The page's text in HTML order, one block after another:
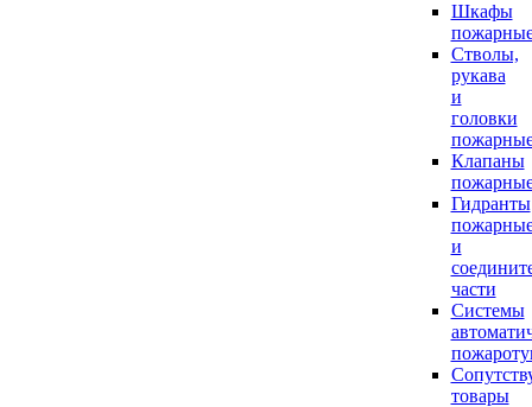
Шкафы
Стволы,
рукава
и
головки
Клапаны
Гидранты
и
части
Системы
товары